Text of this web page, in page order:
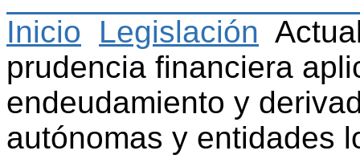
Inicio Legislación
prudencia financiera
endeudamiento y
autónomas y entidades